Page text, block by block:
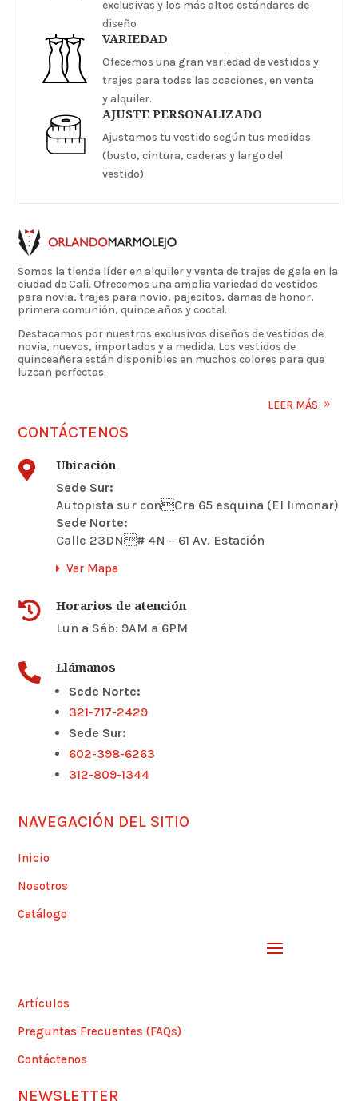
exclusivas y los más altos estándares de
diseño
VARIEDAD
Ofecemos una gran variedad de vestidos y
trajes para todas las ocaciones, en venta
y alquiler.
AJUSTE PERSONALIZADO
Ajustamos tu vestido según tus medidas
(busto, cintura, caderas y largo del
vestido).
Somos la tienda líder en alquiler y venta de trajes de gala en la
ciudad de Cali. Ofrecemos una amplia variedad de vestidos
para novia, trajes para novio, pajecitos, damas de honor,
primera comunión, quince años y coctel.
Destacamos por nuestros exclusivos diseños de vestidos de
novia, nuevos, importados y a medida. Los vestidos de
quinceañera están disponibles en muchos colores para que
luzcan perfectas.
LEER MÁS
CONTÁCTENOS
 Ubicación
Sede Sur:
Autopista sur conCra 65 esquina (El limonar)
Sede Norte:
Calle 23DN# 4N – 61 Av. Estación
Ver Mapa
 Horarios de atención
Lun a Sáb: 9AM a 6PM
 Llámanos
Sede Norte:
321-717-2429
Sede Sur:
602-398-6263
312-809-1344
NAVEGACIÓN DEL SITIO
Inicio
Nosotros
Catálogo
Artículos
Preguntas Frecuentes (FAQs)
Contáctenos
NEWSLETTER